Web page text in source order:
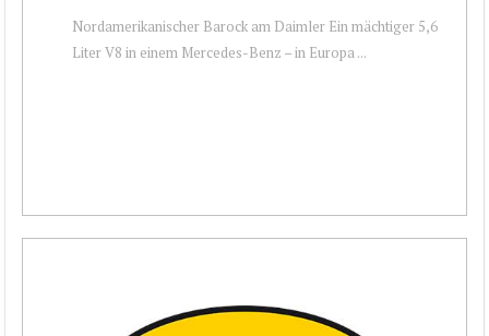
Nordamerikanischer Barock am Daimler Ein mächtiger 5,6
Liter V8 in einem Mercedes-Benz – in Europa ...